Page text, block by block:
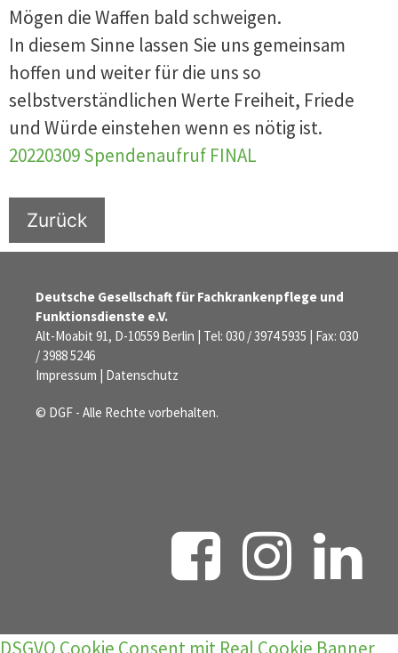
Mögen die Waffen bald schweigen.
In diesem Sinne lassen Sie uns gemeinsam
hoffen und weiter für die uns so
selbstverständlichen Werte Freiheit, Friede
und Würde einstehen wenn es nötig ist.
20220309 Spendenaufruf FINAL
Zurück
Deutsche Gesellschaft für Fachkrankenpflege und
Funktionsdienste e.V.
Alt-Moabit 91, D-10559 Berlin | Tel: 030 / 3974 5935 | Fax: 030
/ 3988 5246
Impressum | Datenschutz
© DGF - Alle Rechte vorbehalten.
DSGVO Cookie Consent mit Real Cookie Banner